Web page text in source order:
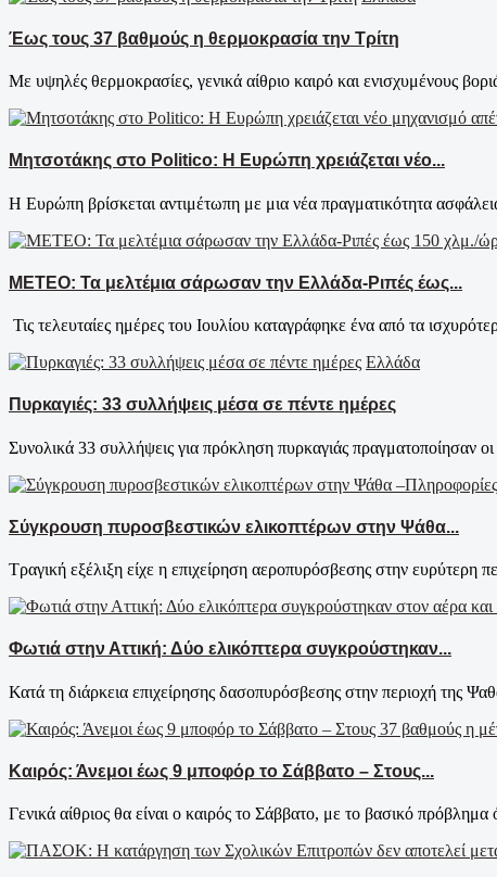
Έως τους 37 βαθμούς η θερμοκρασία την Τρίτη
Με υψηλές θερμοκρασίες, γενικά αίθριο καιρό και ενισχυμένους
Μητσοτάκης στο Politico: Η Ευρώπη χρειάζεται νέο...
Η Ευρώπη βρίσκεται αντιμέτωπη με μια νέα πραγματικότητα
ΜΕΤΕΟ: Τα μελτέμια σάρωσαν την Ελλάδα-Ριπές έως...
Τις τελευταίες ημέρες του Ιουλίου καταγράφηκε ένα από τα
Ελλάδα
Πυρκαγιές: 33 συλλήψεις μέσα σε πέντε ημέρες
Συνολικά 33 συλλήψεις για πρόκληση πυρκαγιάς πραγματοποίησαν οι
Σύγκρουση πυροσβεστικών ελικοπτέρων στην Ψάθα...
Τραγική εξέλιξη είχε η επιχείρηση αεροπυρόσβεσης στην ευρύτερη
Φωτιά στην Αττική: Δύο ελικόπτερα συγκρούστηκαν...
Κατά τη διάρκεια επιχείρησης δασοπυρόσβεσης στην περιοχή της
Καιρός: Άνεμοι έως 9 μποφόρ το Σάββατο – Στους...
Γενικά αίθριος θα είναι ο καιρός το Σάββατο, με το βασικό